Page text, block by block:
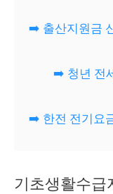
➡️ 출산지원금
➡️ 청년 전
➡️ 한전 전기요
기초생활수